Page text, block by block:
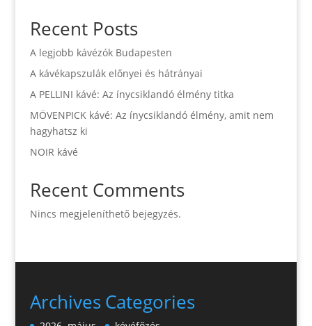
Recent Posts
A legjobb kávézók Budapesten
A kávékapszulák előnyei és hátrányai
A PELLINI kávé: Az ínycsiklandó élmény titka
MÖVENPICK kávé: Az ínycsiklandó élmény, amit nem
hagyhatsz ki
NOIR kávé
Recent Comments
Nincs megjeleníthető bejegyzés.
Archives Categories